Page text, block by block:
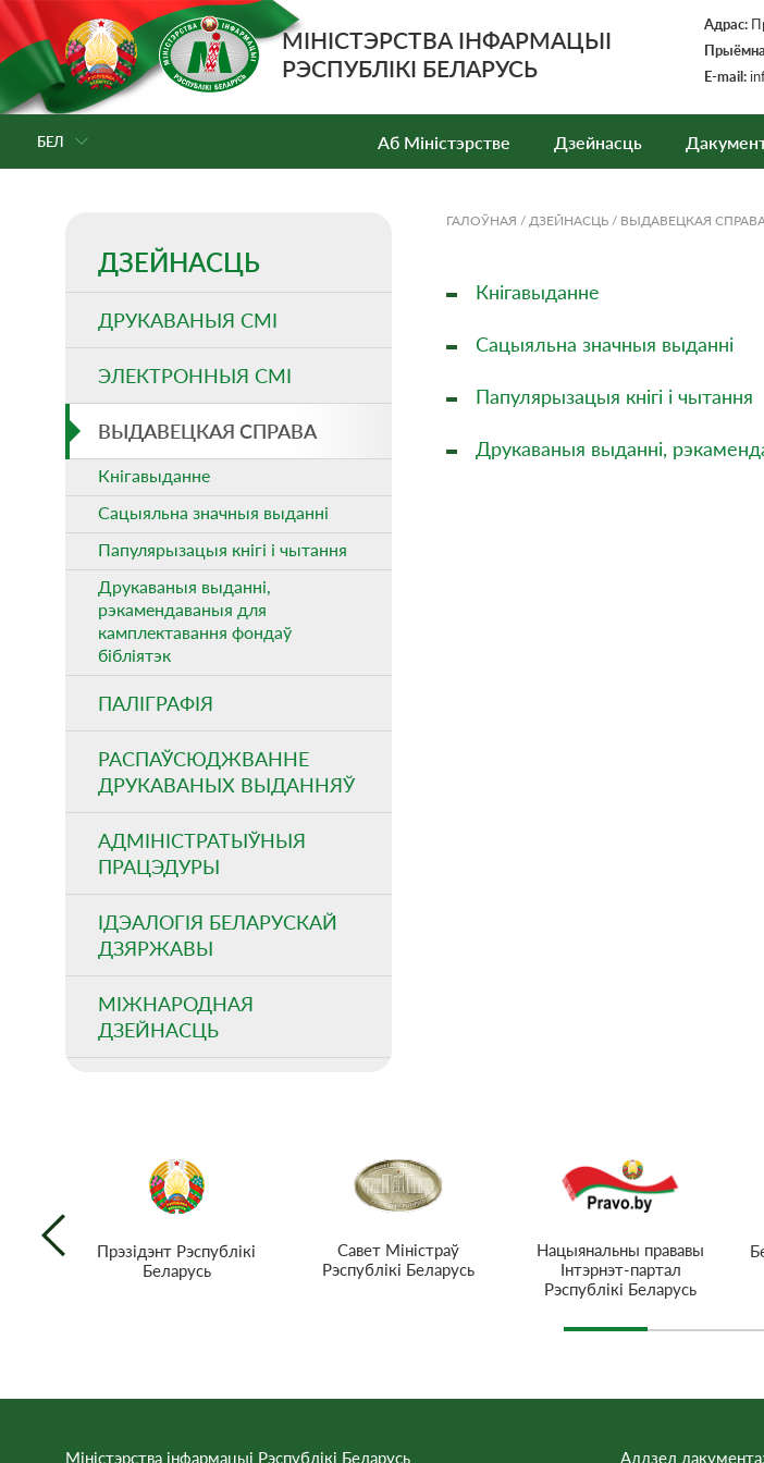
МІНІСТЭРСТВА ІНФАРМАЦЫІ
РЭСПУБЛІКІ БЕЛАРУСЬ
Адрас:
E-mail:
БЕЛ Аб Мiнiстэрстве Дзейнасць
ДЗЕЙНАСЦЬ
ДРУКАВАНЫЯ СМI
ЭЛЕКТРОННЫЯ СМI
ВЫДАВЕЦКАЯ СПРАВА
Кнігавыданне
Сацыяльна значныя выданнi
Папулярызацыя кнiгi i чытання
Друкаваныя выданні,
рэкамендаваныя для
камплектавання фондаў
бібліятэк
ПАЛІГРАФІЯ
РАСПАЎСЮДЖВАННЕ
ДРУКАВАНЫХ ВЫДАННЯЎ
АДМІНІСТРАТЫЎНЫЯ
ПРАЦЭДУРЫ
ІДЭАЛОГІЯ БЕЛАРУСКАЙ
ДЗЯРЖАВЫ
МІЖНАРОДНАЯ
ДЗЕЙНАСЦЬ
ГАЛОЎНАЯ / ДЗЕЙНАСЦЬ / ВЫДАВЕЦКАЯ
Кнігавыданне
Сацыяльна значныя выданнi
Папулярызацыя кнiгi i чытання
Друкаваныя выданні,
Прэзiдэнт Рэспублiкi
Беларусь
Савет Міністраў
Рэспублікі Беларусь
Нацыянальны прававы
Інтэрнэт-партал
Рэспублікі Беларусь
Міністэрства інфармацыі Рэспублікі Беларусь Аддзел